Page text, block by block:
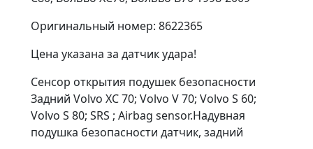
Оригинальный номер: 8622365
Цена указана за датчик удара!
Сенсор открытия подушек безопасности
Задний Volvo XC 70; Volvo V 70; Volvo S 60;
Volvo S 80; SRS ; Airbag sensor.Надувная
подушка безопасности датчик, задний